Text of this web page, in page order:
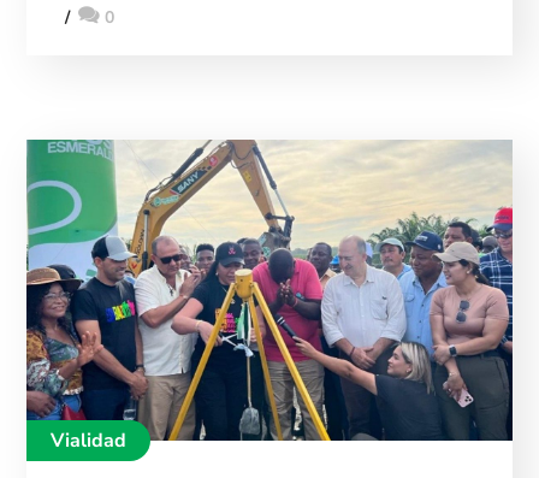
0
Vialidad